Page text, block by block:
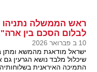
ראש הממשלה נתניהו
לבלום הסכם בין
10 ב פברואר 2026
ישראל מודאגת מהמשא ומתן
שיכלול מלבד נושא הגרעין
התמיכה האיראנית